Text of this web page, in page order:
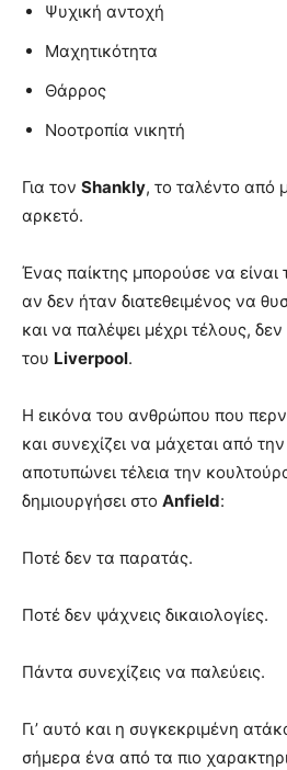
Ψυχική αντοχή
Μαχητικότητα
Θάρρος
Νοοτροπία νικητή
Για τον Shankly, το ταλέντο από
αρκετό.
Ένας παίκτης μπορούσε να είναι
αν δεν ήταν διατεθειμένος να
και να παλέψει μέχρι τέλους, δεν
του Liverpool.
Η εικόνα του ανθρώπου που
και συνεχίζει να μάχεται από
αποτυπώνει τέλεια την
δημιουργήσει στο Anfield:
Ποτέ δεν τα παρατάς.
Ποτέ δεν ψάχνεις δικαιολογίες.
Πάντα συνεχίζεις να παλεύεις.
Γι’ αυτό και η συγκεκριμένη
σήμερα ένα από τα πιο